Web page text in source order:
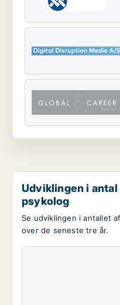
Udviklingen i
psykolog
Se udviklingen i antallet
over de seneste tre år.